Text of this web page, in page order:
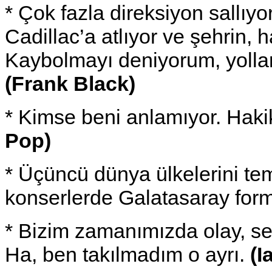
* Çok fazla direksiyon
Cadillac’a atlıyor ve şehrin,
Kaybolmayı deniyorum,
(Frank Black)
* Kimse beni anlamıyor.
Pop)
* Üçüncü dünya ülkelerini
konserlerde Galatasaray
* Bizim zamanımızda olay,
Ha, ben takılmadım o ayrı.